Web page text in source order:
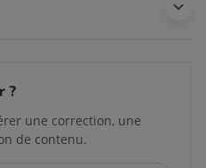
?
une correction, une
de contenu.